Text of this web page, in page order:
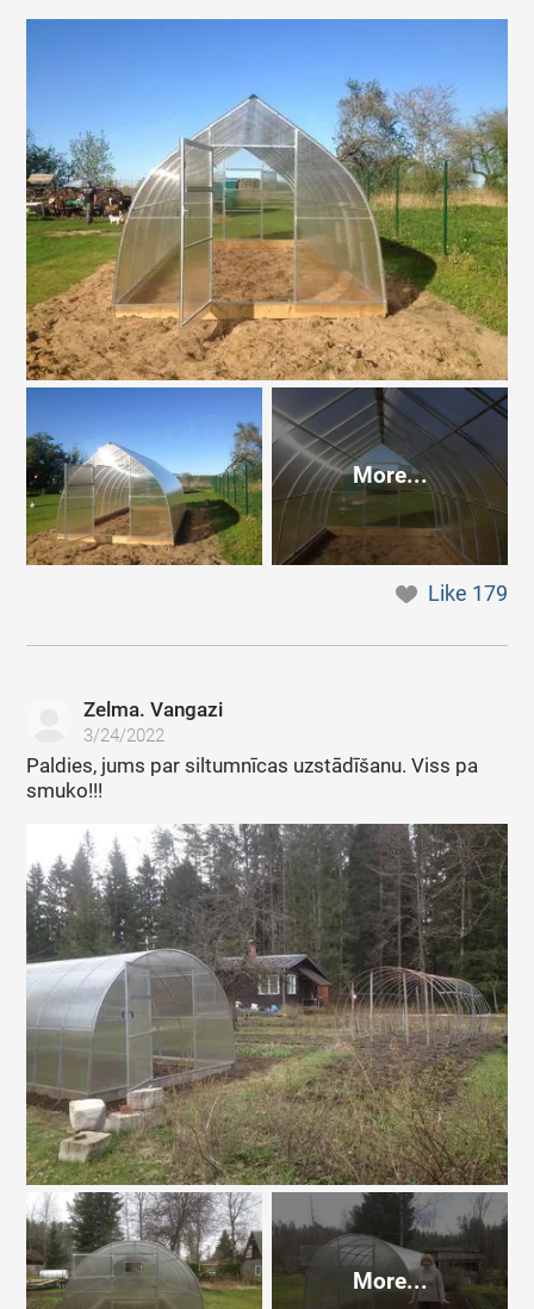
More...
Like 179
Zelma. Vangazi
3/24/2022
Paldies, jums par siltumnīcas uzstādīšanu. Viss pa
smuko!!!
More...